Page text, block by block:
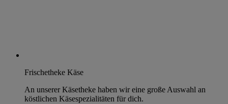
Frischetheke Käse
An unserer Käsetheke haben wir eine große Auswahl an
köstlichen Käsespezialitäten für dich.